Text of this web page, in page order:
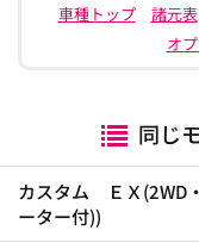
車種トップ
諸元表
オ
同じ
カスタム ＥＸ(2WD
ーター付))